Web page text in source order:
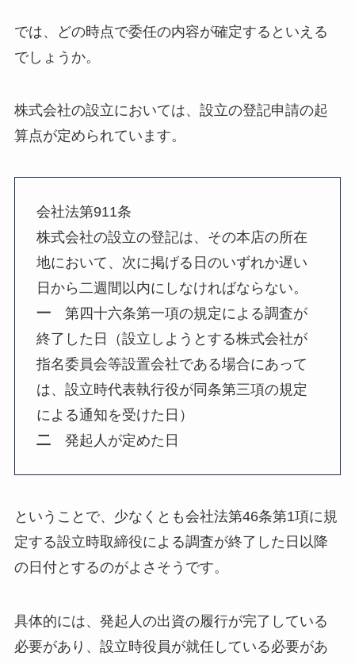
では、どの時点で委任の内容が確定するといえる
でしょうか。
株式会社の設立においては、設立の登記申請の起
算点が定められています。
会社法第911条
株式会社の設立の登記は、その本店の所在
地において、次に掲げる日のいずれか遅い
日から二週間以内にしなければならない。
一第四十六条第一項の規定による調査が
終了した日（設立しようとする株式会社が
指名委員会等設置会社である場合にあって
は、設立時代表執行役が同条第三項の規定
による通知を受けた日）
二発起人が定めた日
ということで、少なくとも会社法第46条第1項に規
定する設立時取締役による調査が終了した日以降
の日付とするのがよさそうです。
具体的には、発起人の出資の履行が完了している
必要があり、設立時役員が就任している必要があ